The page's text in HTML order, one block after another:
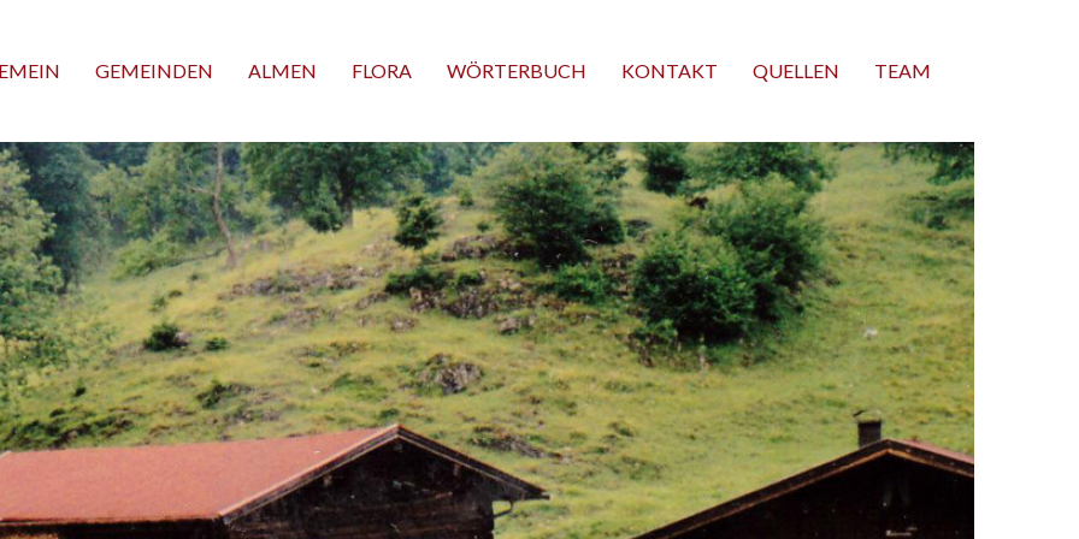
GEMEINDEN ALMEN FLORA WÖRTERBUCH KONTAKT QUELLEN TEAM